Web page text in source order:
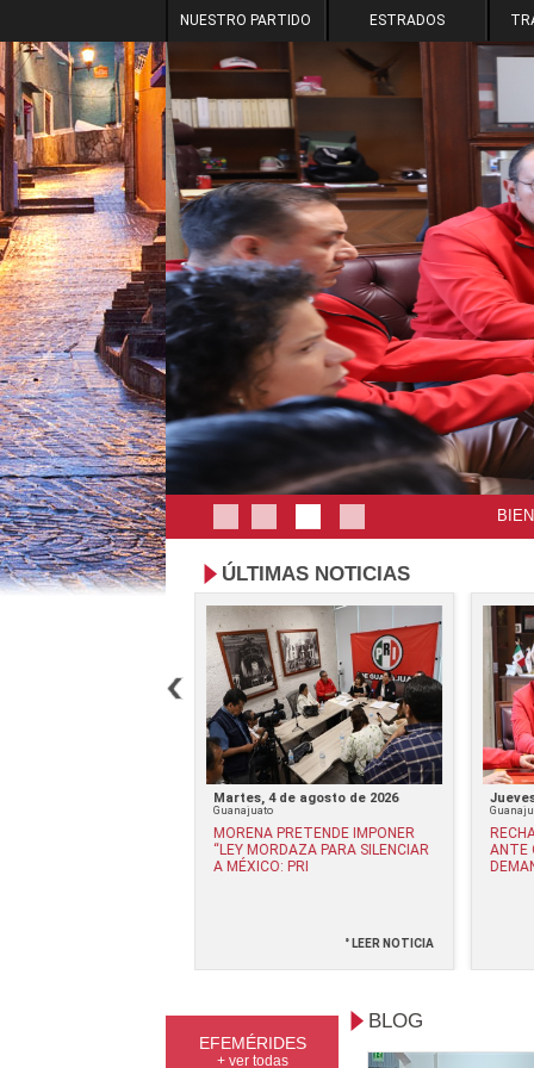
NUESTRO PARTIDO ESTRADOS
ÚLTIMAS NOTICIAS
Martes, 4 de agosto de 2026
Guanajuato
MORENA PRETENDE IMPONER
“LEY MORDAZA PARA SILENCIAR
A MÉXICO: PRI
° LEER NOTICIA
ANTE
EFEMÉRIDES
+ ver todas
BLOG